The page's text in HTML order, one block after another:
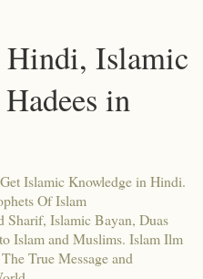
Islamic
in
Islamic Knowledge in Hindi.
Of Islam
Sharif, Islamic Bayan, Duas
Islam and Muslims. Islam Ilm
True Message and